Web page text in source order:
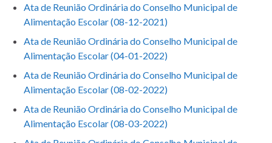
Ata de Reunião Ordinária do Conselho Municipal de
Alimentação Escolar (08-12-2021)
Ata de Reunião Ordinária do Conselho Municipal de
Alimentação Escolar (04-01-2022)
Ata de Reunião Ordinária do Conselho Municipal de
Alimentação Escolar (08-02-2022)
Ata de Reunião Ordinária do Conselho Municipal de
Alimentação Escolar (08-03-2022)